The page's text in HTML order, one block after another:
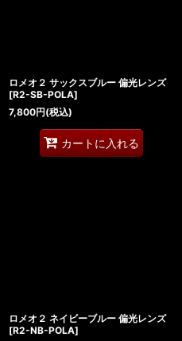
ロメオ２ サックスブルー 偏光レンズ
[R2-SB-POLA]
7,800円(税込)
カートに入れる
ロメオ２ ネイビーブルー 偏光レンズ
[R2-NB-POLA]